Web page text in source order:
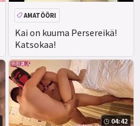
Kai on kuuma Persereikä!
Katsokaa!
AMATÖÖRI
04:42